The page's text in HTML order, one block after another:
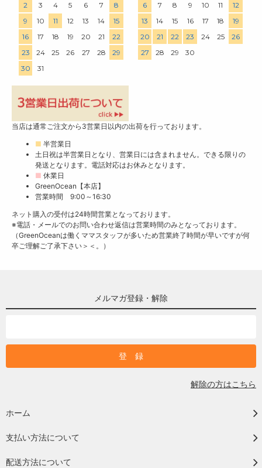
2
3 4 5 6 7
8
9
10 11 12 13 14
15
16
17 18 19 20 21
22
23
24 25 26 27 28
29
30
31
6
7 8 9 10 11
12
13
14 15 16 17 18
19
20
21 22 23 24 25
26
27
28 29 30
当店は通常ご注文から3営業日以内の出荷を行っております。
■ 半営業日
土日祝は半営業日となり、営業日には含まれません。できる限りの
発送となります。電話対応はお休みとなります。
■ 休業日
GreenOcean【本店】
営業時間 9:00～16:30
ネット購入の受付は24時間営業となっております。
※電話・メールでのお問い合わせ返信は営業時間のみとなっております。
（GreenOceanは働くママスタッフが多いため営業終了時間が早いですが何
卒ご理解ご了承下さい＞＜。）
メルマガ登録・解除
解除の方はこちら
ホーム
支払い方法について
配送方法について